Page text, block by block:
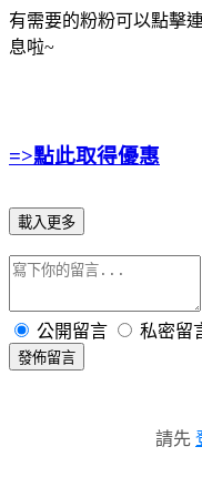
有需要的粉粉可以點擊
息啦~
=>點此取得優惠
載入更多
公開留言 私密留
發佈留言
請先